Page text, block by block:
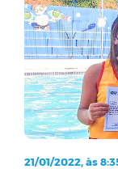
21/01/2022, às